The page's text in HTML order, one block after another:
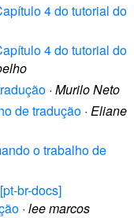
4 do tutorial do
4 do tutorial do
· Murilo Neto
de tradução · Eliane
o trabalho de
br-docs]
· lee marcos